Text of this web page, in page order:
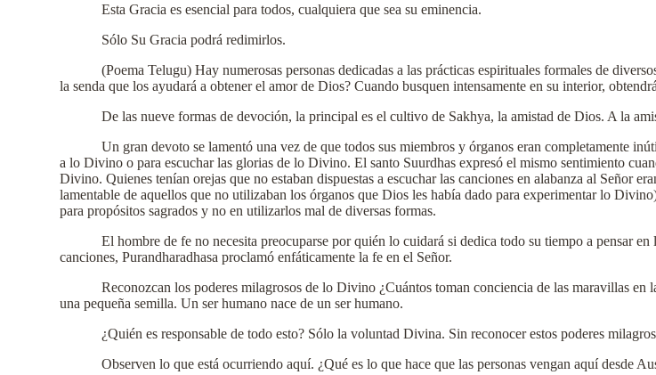
Esta Gracia es esencial para todos, cualquiera que sea su eminencia.
Sólo Su Gracia podrá redimirlos.
(Poema Telugu) Hay numerosas personas dedicadas a las prácticas espirituales formales de
la senda que los ayudará a obtener el amor de Dios? Cuando busquen intensamente en su interior,
De las nueve formas de devoción, la principal es el cultivo de Sakhya, la amistad de Dios. A la
Un gran devoto se lamentó una vez de que todos sus miembros y órganos eran completamente
a lo Divino o para escuchar las glorias de lo Divino. El santo Suurdhas expresó el mismo sentimiento
Divino. Quienes tenían orejas que no estaban dispuestas a escuchar las canciones en alabanza al Señor
lamentable de aquellos que no utilizaban los órganos que Dios les había dado para experimentar lo
para propósitos sagrados y no en utilizarlos mal de diversas formas.
El hombre de fe no necesita preocuparse por quién lo cuidará si dedica todo su tiempo a pensar
canciones, Purandharadhasa proclamó enfáticamente la fe en el Señor.
Reconozcan los poderes milagrosos de lo Divino ¿Cuántos toman conciencia de las maravillas
una pequeña semilla. Un ser humano nace de un ser humano.
¿Quién es responsable de todo esto? Sólo la voluntad Divina. Sin reconocer estos poderes
Observen lo que está ocurriendo aquí. ¿Qué es lo que hace que las personas vengan aquí desde